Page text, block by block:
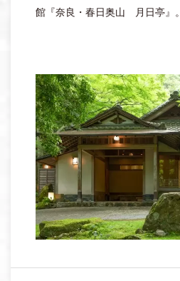
館『奈良・春日奥山 月日亭』。